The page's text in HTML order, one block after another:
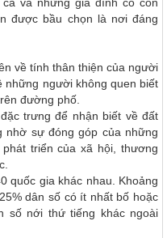
được bầu chọn là nơi đáng
về tính thân thiện của người
những người không quen biết
đường phố.
trưng để nhận biết về đất
nhờ sự đóng góp của những
triển của xã hội, thương
quốc gia khác nhau. Khoảng
dân số có ít nhất bố hoặc
số nới thứ tiếng khác ngoài